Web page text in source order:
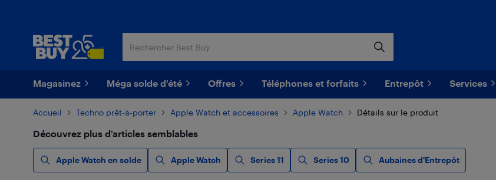
Magasinez Méga solde d'été Offres Téléphones et forfaits Entrepôt Services
Accueil Techno prêt-à-porter Apple Watch et accessoires Apple Watch Détails sur le produit
Découvrez plus d’articles semblables
Apple Watch en solde Apple Watch Series 11 Series 10 Aubaines d'Entrepôt